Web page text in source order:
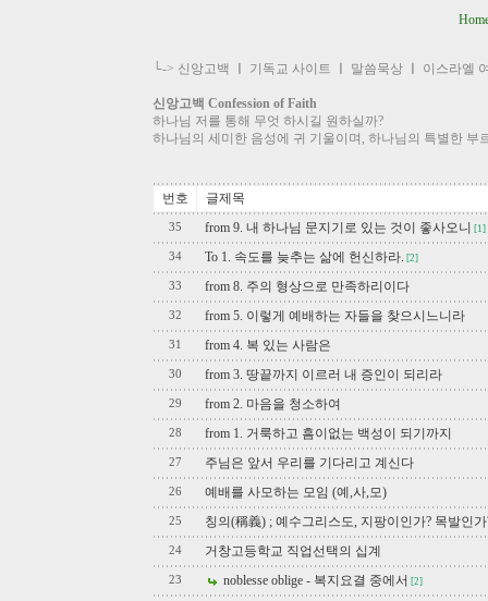
└-> 신앙고백 기독교 사이트 말씀묵상 이스라엘
신앙고백 Confession of Faith
하나님 저를 통해 무엇 하시길 원하실까?
하나님의 세미한 음성에 귀 기울이며, 하나님의 특별한 부
번호 글제목
35 from 9. 내 하나님 문지기로 있는 것이 좋사오니 [1]
34 To 1. 속도를 늦추는 삶에 헌신하라. [2]
33 from 8. 주의 형상으로 만족하리이다
32 from 5. 이렇게 예배하는 자들을 찾으시느니라
31 from 4. 복 있는 사람은
30 from 3. 땅끝까지 이르러 내 증인이 되리라
29 from 2. 마음을 청소하여
28 from 1. 거룩하고 흠이없는 백성이 되기까지
27 주님은 앞서 우리를 기다리고 계신다
26 예배를 사모하는 모임 (예,사,모)
25 칭의(稱義) ; 예수그리스도, 지팡이인가? 목발인가
24 거창고등학교 직업선택의 십계
23 noblesse oblige - 복지요결 중에서 [2]